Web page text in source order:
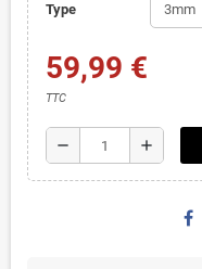
Type
59,99 €
TTC
remove add